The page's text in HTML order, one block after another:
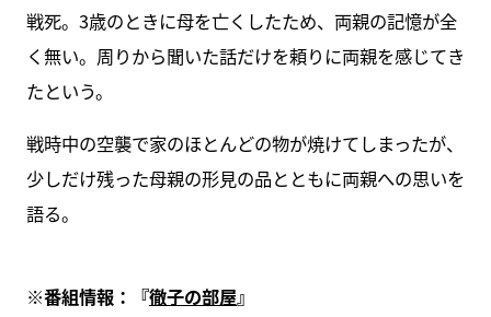
戦死。3歳のときに母を亡くしたため、両親の記憶が全
く無い。周りから聞いた話だけを頼りに両親を感じてき
たという。
戦時中の空襲で家のほとんどの物が焼けてしまったが、
少しだけ残った母親の形見の品とともに両親への思いを
語る。
※番組情報：『徹子の部屋』